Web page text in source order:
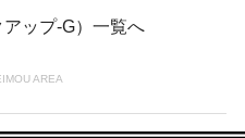
ップ-G）一覧へ
AREA